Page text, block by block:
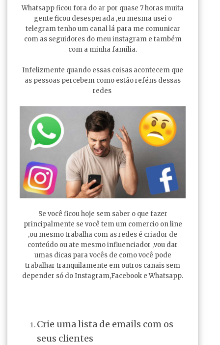
Whatsapp ficou fora do ar por quase 7 horas muita
gente ficou desesperada ,eu mesma usei o
telegram tenho um canal lá para me comunicar
com as seguidores do meu instagram e também
com a minha família.
Infelizmente quando essas coisas acontecem que
as pessoas percebem como estão reféns dessas
redes
Se você ficou hoje sem saber o que fazer
principalmente se você tem um comercio on line
,ou mesmo trabalha com as redes é criador de
conteúdo ou ate mesmo influenciador ,vou dar
umas dicas para vocês de como você pode
trabalhar tranquilamente em outros canais sem
depender só do Instagram,Facebook e Whatsapp.
Crie uma lista de emails com os
seus clientes